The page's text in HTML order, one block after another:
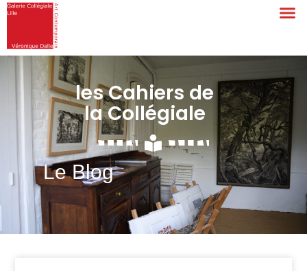
les Cahiers de
la Collégiale
Le Blog